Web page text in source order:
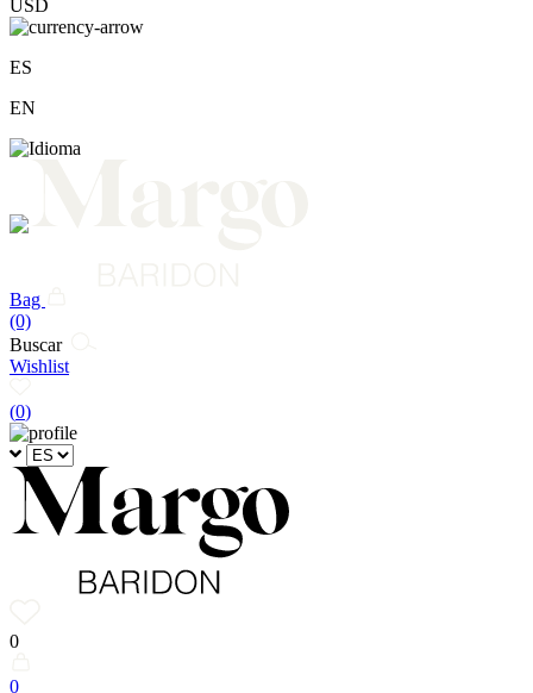
USD
ES
EN
Bag
(0)
Buscar
Wishlist
(0)
0
0